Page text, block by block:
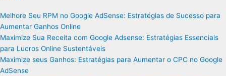
Melhore Seu RPM no Google AdSense: Estratégias de Sucesso para
Aumentar Ganhos Online
Maximize Sua Receita com Google Adsense: Estratégias Essenciais
para Lucros Online Sustentáveis
Maximize seus Ganhos: Estratégias para Aumentar o CPC no Google
AdSense